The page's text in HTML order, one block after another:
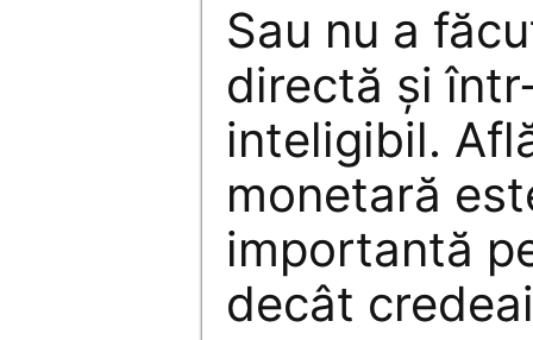
Sau nu a
directă şi
inteligibil.
monetară
importantă
decât